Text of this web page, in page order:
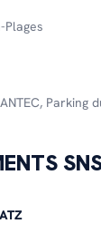
Plages
Parking